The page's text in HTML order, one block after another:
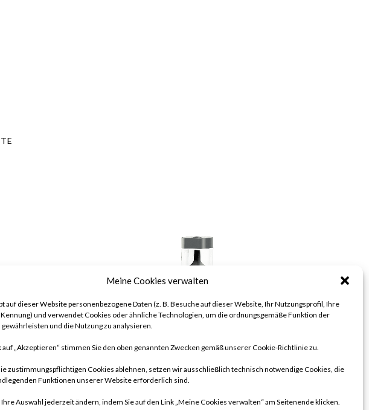
Meine Cookies verwalten
auf dieser Website personenbezogene Daten (z. B. Besuche auf dieser Website, Ihr Nutzungsprofil, Ihre
und verwendet Cookies oder ähnliche Technologien, um die ordnungsgemäße Funktion der
gewährleisten und die Nutzung zu analysieren.
auf „Akzeptieren“ stimmen Sie den oben genannten Zwecken gemäß unserer Cookie-Richtlinie zu.
zustimmungspflichtigen Cookies ablehnen, setzen wir ausschließlich technisch notwendige Cookies, die
Funktionen unserer Website erforderlich sind.
Ihre Auswahl jederzeit ändern, indem Sie auf den Link „Meine Cookies verwalten“ am Seitenende klicken.
KARO